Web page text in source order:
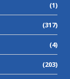
(1)
(317)
(4)
(203)